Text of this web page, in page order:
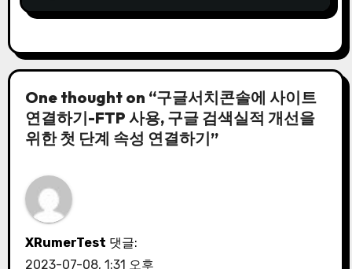
One thought on “구글서치콘솔에 사이트
연결하기-FTP 사용, 구글 검색실적 개선을
위한 첫 단계 속성 연결하기”
XRumerTest 댓글:
2023-07-08, 1:31 오후